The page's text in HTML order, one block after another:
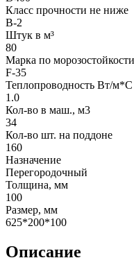
Класс прочности не ниже
B-2
Штук в м³
80
Марка по
F-35
Теплопроводность Вт/м*С
1.0
Кол-во в маш., м3
34
Кол-во шт. на поддоне
160
Назначение
Перегородочный
Толщина, мм
100
Размер, мм
625*200*100
Описание